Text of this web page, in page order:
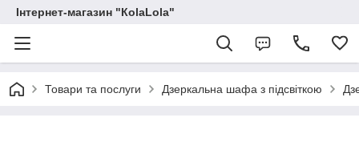
Інтернет-магазин "КоlaLola"
Товари та послуги Дзеркальна шафа з підсвіткою